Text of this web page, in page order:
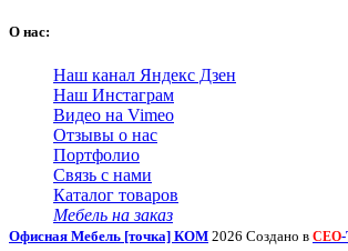
О нас:
Наш канал Яндекс Дзен
Наш Инстаграм
Видео на Vimeo
Отзывы о нас
Портфолио
Связь с нами
Каталог товаров
Мебель на заказ
Офисная Мебель [точка] КОМ 2026 Создано в СЕО